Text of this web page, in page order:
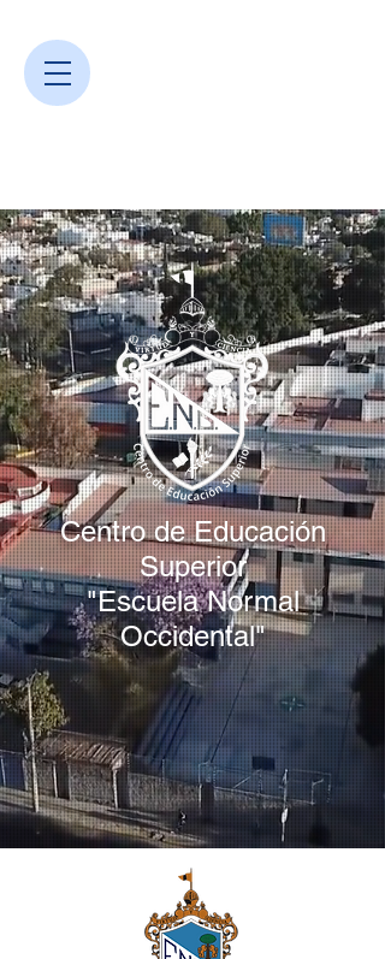
Centro de Educación
Superior
"Escuela Normal
Occidental"